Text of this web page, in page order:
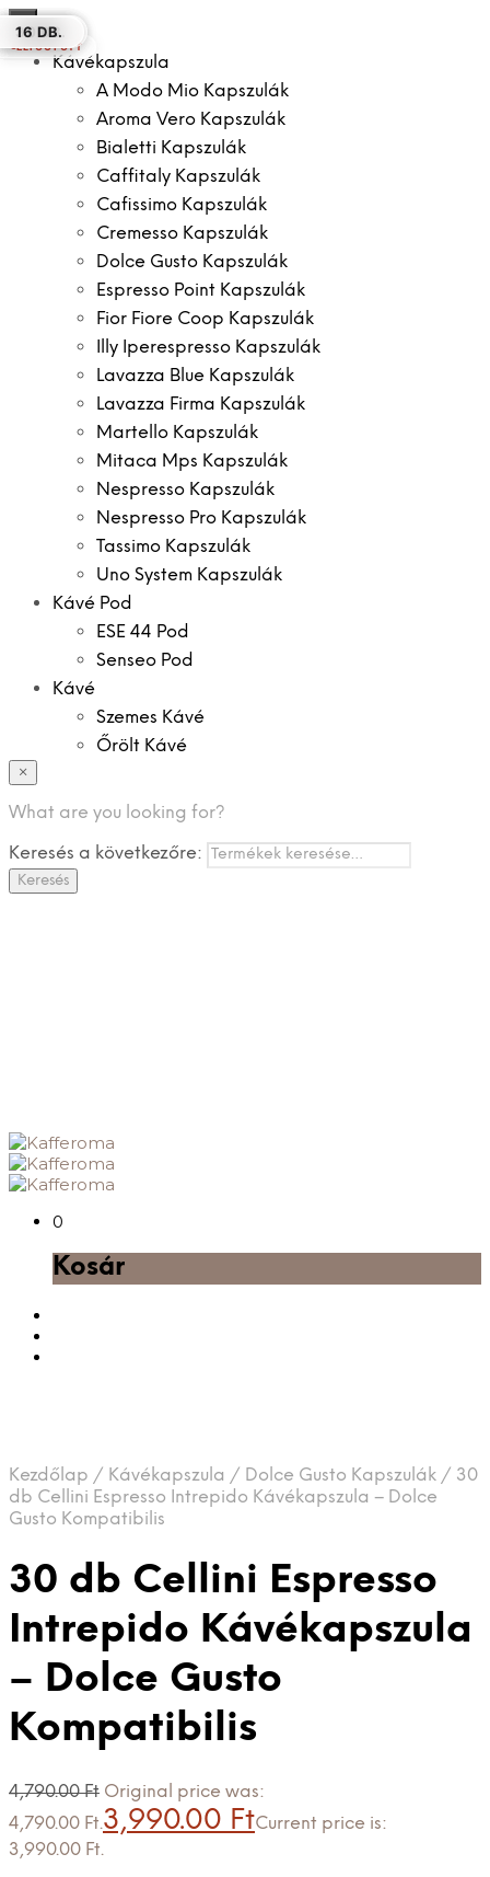
×
Kávékapszula
A Modo Mio Kapszulák
Aroma Vero Kapszulák
Bialetti Kapszulák
Caffitaly Kapszulák
Cafissimo Kapszulák
Cremesso Kapszulák
Dolce Gusto Kapszulák
Espresso Point Kapszulák
Fior Fiore Coop Kapszulák
Illy Iperespresso Kapszulák
Lavazza Blue Kapszulák
Lavazza Firma Kapszulák
Martello Kapszulák
Mitaca Mps Kapszulák
Nespresso Kapszulák
Nespresso Pro Kapszulák
Tassimo Kapszulák
Uno System Kapszulák
Kávé Pod
ESE 44 Pod
Senseo Pod
Kávé
Szemes Kávé
Őrölt Kávé
Instant Kávé
Zacskó Tea
Tartozékok
×
What are you looking for?
Keresés a következőre:
Keresés
0
Kosár
30 DB
Kezdőlap / Kávékapszula / Dolce Gusto Kapszulák / 30
db Cellini Espresso Intrepido Kávékapszula – Dolce
Gusto Kompatibilis
30 db Cellini Espresso
Intrepido Kávékapszula
– Dolce Gusto
Kompatibilis
4,790.00Ft Original price was:
4,790.00 Ft.3,990.00 FtCurrent price is:
3,990.00 Ft.
30 DB.
12 DB.
ELFOGYOTT
12 DB.
12 DB.
30 DB.
16 DB.